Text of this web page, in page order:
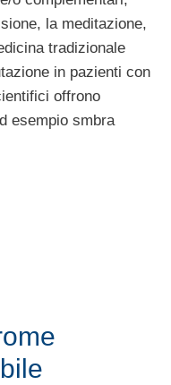
la meditazione,
tradizionale
in pazienti con
offrono
esempio smbra